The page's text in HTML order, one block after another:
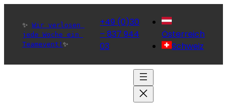
✨ Wir verlosen
jede Woche ein
Teamevent! ✨
+49 (0)30
– 837 944
03
Österreich
Schweiz